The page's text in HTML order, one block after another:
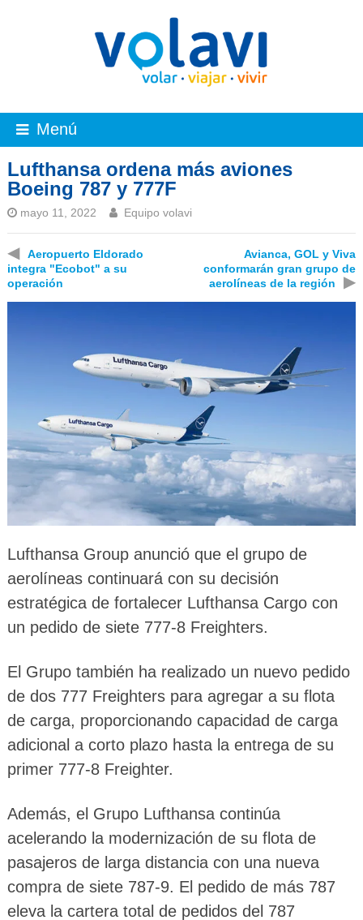
Menú
Lufthansa ordena más aviones
Boeing 787 y 777F
mayo 11, 2022 Equipo volavi
◀
Aeropuerto Eldorado
integra "Ecobot" a su
operación
Avianca, GOL y Viva
conformarán gran grupo de
aerolíneas de la región
▶
Lufthansa Group anunció que el grupo de
aerolíneas continuará con su decisión
estratégica de fortalecer Lufthansa Cargo con
un pedido de siete 777-8 Freighters.
El Grupo también ha realizado un nuevo pedido
de dos 777 Freighters para agregar a su flota
de carga, proporcionando capacidad de carga
adicional a corto plazo hasta la entrega de su
primer 777-8 Freighter.
Además, el Grupo Lufthansa continúa
acelerando la modernización de su flota de
pasajeros de larga distancia con una nueva
compra de siete 787-9. El pedido de más 787
eleva la cartera total de pedidos del 787